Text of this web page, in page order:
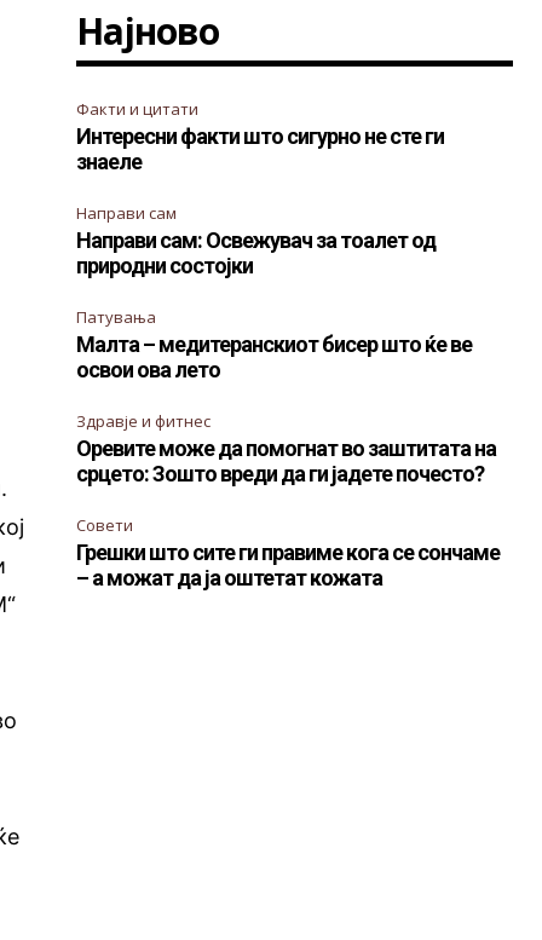
Најново
Факти и цитати
Интересни факти што сигурно не сте ги
знаеле
Направи сам
Направи сам: Освежувач за тоалет од
природни состојки
Патувања
Малта – медитеранскиот бисер што ќе ве
освои ова лето
Здравје и фитнес
Оревите може да помогнат во заштитата на
срцето: Зошто вреди да ги јадете почесто?
Совети
Грешки што сите ги правиме кога се сончаме
– а можат да ја оштетат кожата